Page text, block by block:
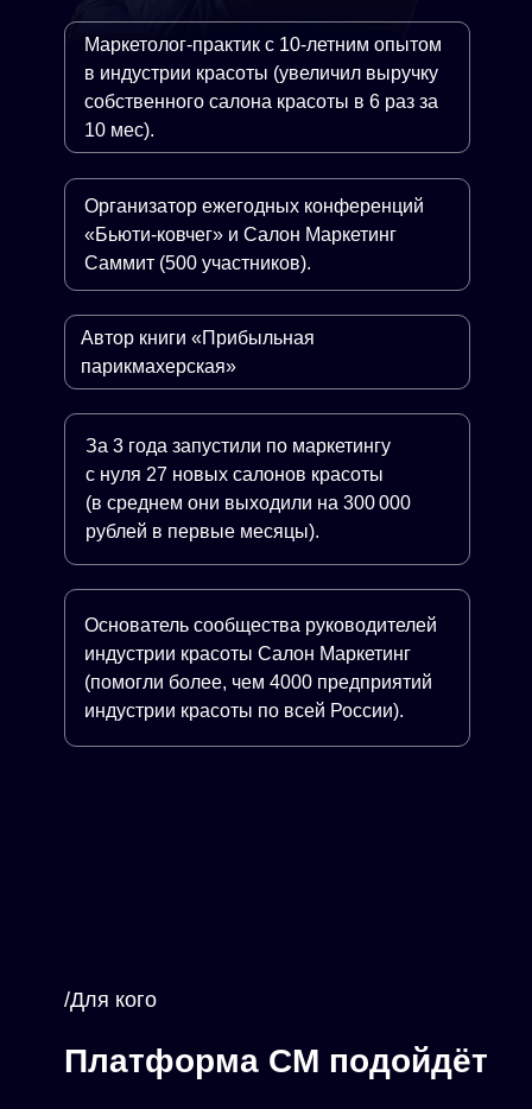
За 3 года запустили по маркетингу
с нуля 27 новых салонов красоты
(в среднем они выходили на 300 000
рублей в первые месяцы).
Основатель сообщества руководителей
индустрии красоты Салон Маркетинг
(помогли более, чем 4000 предприятий
индустрии красоты по всей России).
Маркетолог-практик с 10-летним опытом
в индустрии красоты (увеличил выручку
собственного салона красоты в 6 раз за
10 мес).
Автор книги «Прибыльная
парикмахерская»
Организатор ежегодных конференций
«Бьюти-ковчег» и Салон Маркетинг
Саммит (500 участников).
/Для кого
Платформа СМ подойдёт